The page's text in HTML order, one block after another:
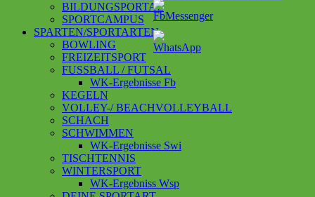
BILDUNGSPORTAL
SPORTCAMPUS
SPARTEN/SPORTARTEN
BOWLING
FREIZEITSPORT
FUSSBALL / FUTSAL
WK-Ergebnisse Fb
KEGELN
VOLLEY-/ BEACHVOLLEYBALL
SCHACH
SCHWIMMEN
WK-Ergebnisse Swi
TISCHTENNIS
WINTERSPORT
WK-Ergebniss Wsp